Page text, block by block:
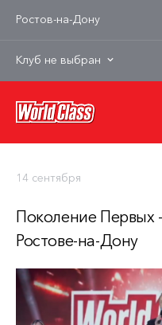
Ростов-на-Дону
Клуб не выбран
14 сентября
Поколение Первых
Ростове-на-Дону